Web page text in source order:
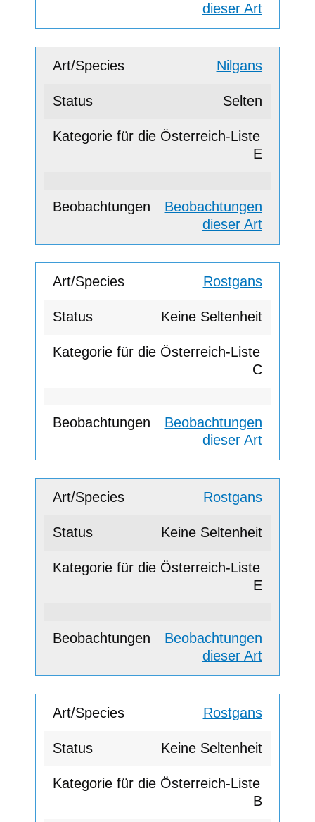
dieser Art
Nilgans
Selten
E
Beobachtungen
dieser Art
Rostgans
Keine Seltenheit
C
Beobachtungen
dieser Art
Rostgans
Keine Seltenheit
E
Beobachtungen
dieser Art
Rostgans
Keine Seltenheit
B